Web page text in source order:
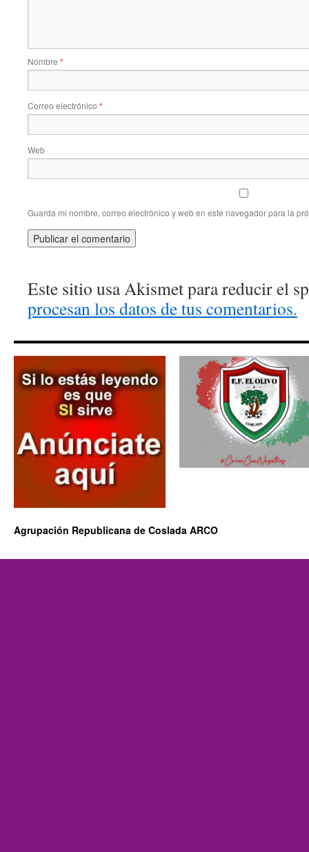
Nombre *
Correo electrónico *
Web
Guarda mi nombre, correo electrónico y web en este navegador para la
Este sitio usa Akismet para reducir el
procesan los datos de tus comentarios.
Agrupación Republicana de Coslada ARCO